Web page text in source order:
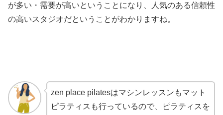
が多い・需要が高いということになり、人気のある信頼性
の高いスタジオだということがわかりますね。
zen place pilatesはマシンレッスンもマット
ピラティスも行っているので、ピラティスを